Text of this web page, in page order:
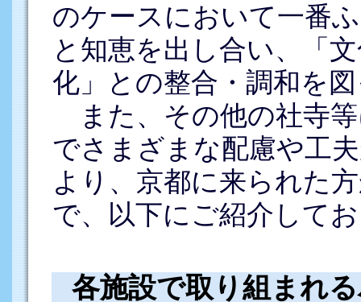
のケースにおいて一番
と知恵を出し合い、「
化」との整合・調和を
また、その他の社寺
でさまざまな配慮や工
より、京都に来られた
で、以下にご紹介して
各施設で取り組まれ